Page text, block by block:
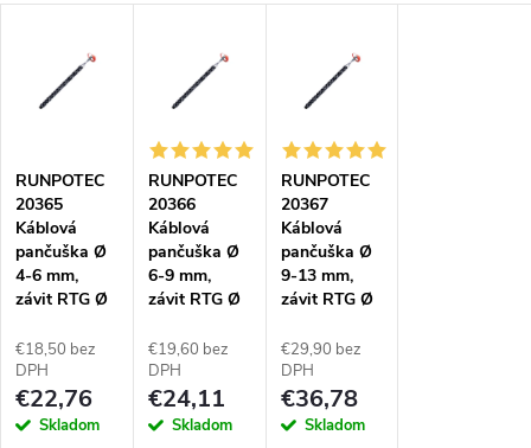
i
s
p
r
RUNPOTEC
20365
Káblová
pančuška Ø
4-6 mm,
závit RTG Ø
€18,50 bez
DPH
€22,76
Skladom
RUNPOTEC
20366
Káblová
pančuška Ø
6-9 mm,
závit RTG Ø
€19,60 bez
DPH
€24,11
Skladom
RUNPOTEC
20367
Káblová
pančuška Ø
9-13 mm,
závit RTG Ø
€29,90 bez
DPH
€36,78
Skladom